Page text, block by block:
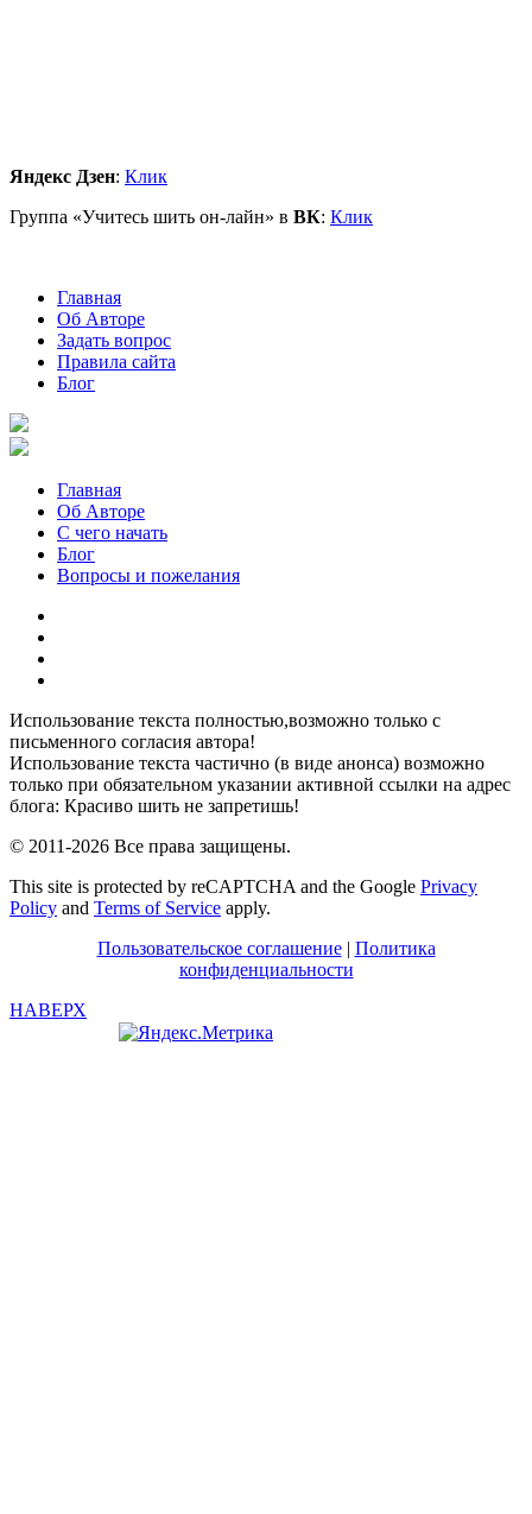
Яндекс Дзен: Клик
Группа «Учитесь шить он-лайн» в ВК: Клик
Главная
Об Авторе
Задать вопрос
Правила сайта
Блог
Главная
Об Авторе
С чего начать
Блог
Вопросы и пожелания
Использование текста полностью,возможно только с
письменного согласия автора!
Использование текста частично (в виде анонса) возможно
только при обязательном указании активной ссылки на адрес
блога: Красиво шить не запретишь!
© 2011-2026 Все права защищены.
This site is protected by reCAPTCHA and the Google Privacy
Policy and Terms of Service apply.
Пользовательское соглашение| Политика
конфиденциальности
НАВЕРХ